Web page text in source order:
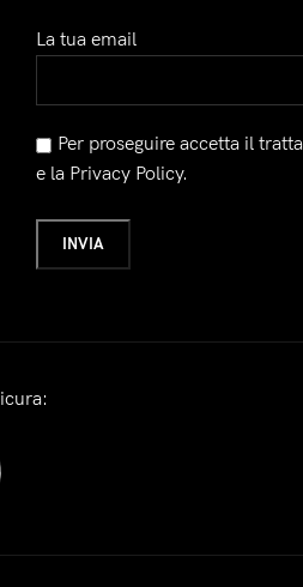
La tua email
Per proseguire accetta il
e la Privacy Policy.